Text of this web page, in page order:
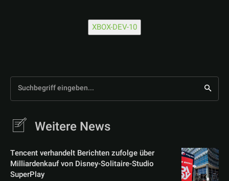
XBOX-DEV-10
Suchbegriff eingeben...
Weitere News
Tencent verhandelt Berichten zufolge über
Milliardenkauf von Disney-Solitaire-Studio
SuperPlay